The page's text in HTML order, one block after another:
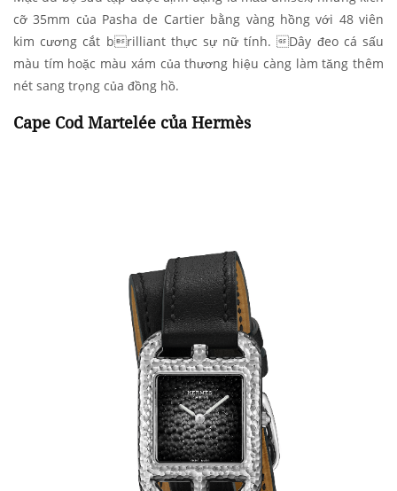
cỡ 35mm của Pasha de Cartier bằng vàng hồng với 48 viên
kim cương cắt brilliant thực sự nữ tính. Dây đeo cá sấu
màu tím hoặc màu xám của thương hiệu càng làm tăng thêm
nét sang trọng của đồng hồ.
Cape Cod Martelée của Hermès